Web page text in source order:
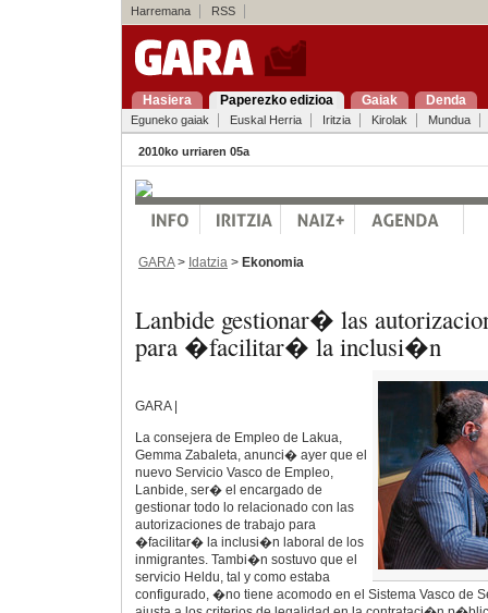
Harremana RSS
Hasiera Paperezko edizioa Gaiak Denda
Eguneko gaiak Euskal Herria Iritzia Kirolak Mundua
2010ko urriaren 05a
GARA> Idatzia > Ekonomia
Lanbide gestionar� las
para �facilitar� la inclusi�n
GARA |
La consejera de Empleo de Lakua,
Gemma Zabaleta, anunci� ayer que el
nuevo Servicio Vasco de Empleo,
Lanbide, ser� el encargado de
gestionar todo lo relacionado con las
autorizaciones de trabajo para
�facilitar� la inclusi�n laboral de los
inmigrantes. Tambi�n sostuvo que el
servicio Heldu, tal y como estaba
configurado, �no tiene acomodo en el Sistema Vasco de